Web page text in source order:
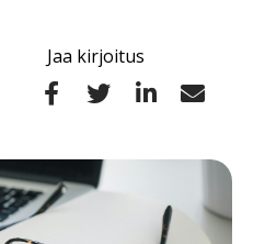
Jaa kirjoitus